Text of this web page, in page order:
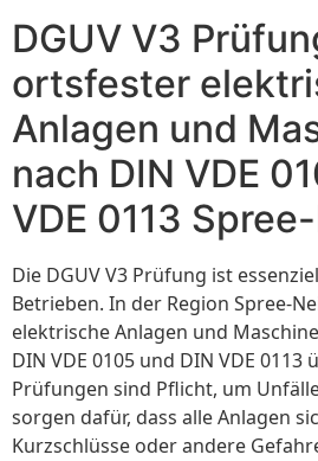
DGUV V3
ortsfester
Anlagen und
nach DIN VDE
VDE 0113
Die DGUV V3 Prüfung ist
Betrieben. In der Region Spree-
elektrische Anlagen und
DIN VDE 0105 und DIN VDE
Prüfungen sind Pflicht, um
sorgen dafür, dass alle Anlagen
Kurzschlüsse oder andere